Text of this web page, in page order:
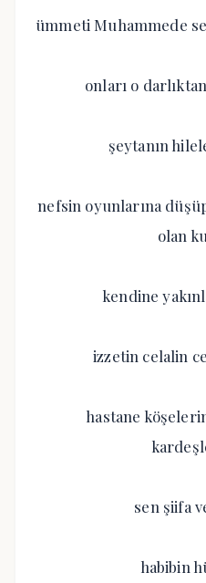
ümmeti Muhammede
onları o
şeytanın
nefsin oyunlarına
olan
kendine
izzetin celalin
hastane
sen şiifa
habibin